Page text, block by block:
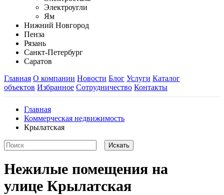
Электроугли
Ям
Нижний Новгород
Пенза
Рязань
Санкт-Петербург
Саратов
Главная О компании Новости Блог Услуги Каталог
объектов Избранное Сотрудничество Контакты
Главная
Коммерческая недвижимость
Крылатская
Нежилые помещения на
улице Крылатская